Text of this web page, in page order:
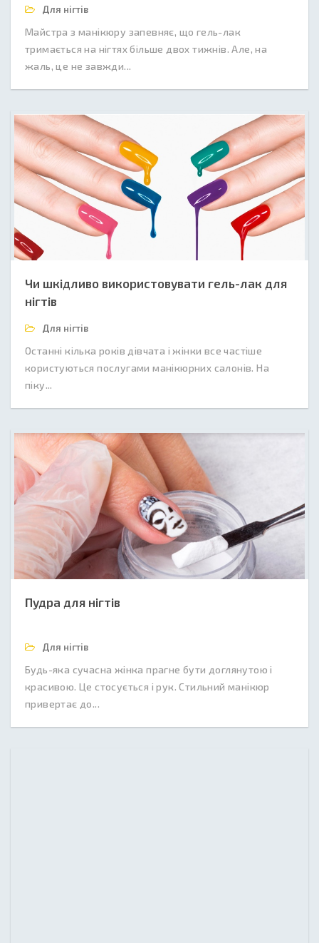
Для нігтів
Майстра з манікюру запевняє, що гель-лак
тримається на нігтях більше двох тижнів. Але, на
жаль, це не завжди...
Чи шкідливо використовувати гель-лак для
нігтів
Для нігтів
Останні кілька років дівчата і жінки все частіше
користуються послугами манікюрних салонів. На
піку...
Пудра для нігтів
Для нігтів
Будь-яка сучасна жінка прагне бути доглянутою і
красивою. Це стосується і рук. Стильний манікюр
привертає до...